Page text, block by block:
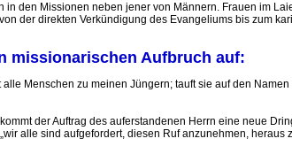
den Missionen neben jener von Männern. Frauen im
der direkten Verkündigung des Evangeliums bis zum
missionarischen Aufbruch auf:
Menschen zu meinen Jüngern; tauft sie auf den
der Auftrag des auferstandenen Herrn eine neue
alle sind aufgefordert, diesen Ruf anzunehmen,